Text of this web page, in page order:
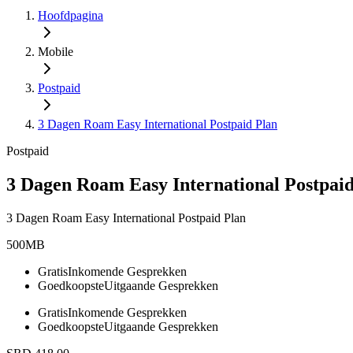
Hoofdpagina
Mobile
Postpaid
3 Dagen Roam Easy International Postpaid Plan
Postpaid
3 Dagen Roam Easy International
3 Dagen Roam Easy International Postpaid Plan
500MB
GratisInkomende Gesprekken
GoedkoopsteUitgaande Gesprekken
GratisInkomende Gesprekken
GoedkoopsteUitgaande Gesprekken